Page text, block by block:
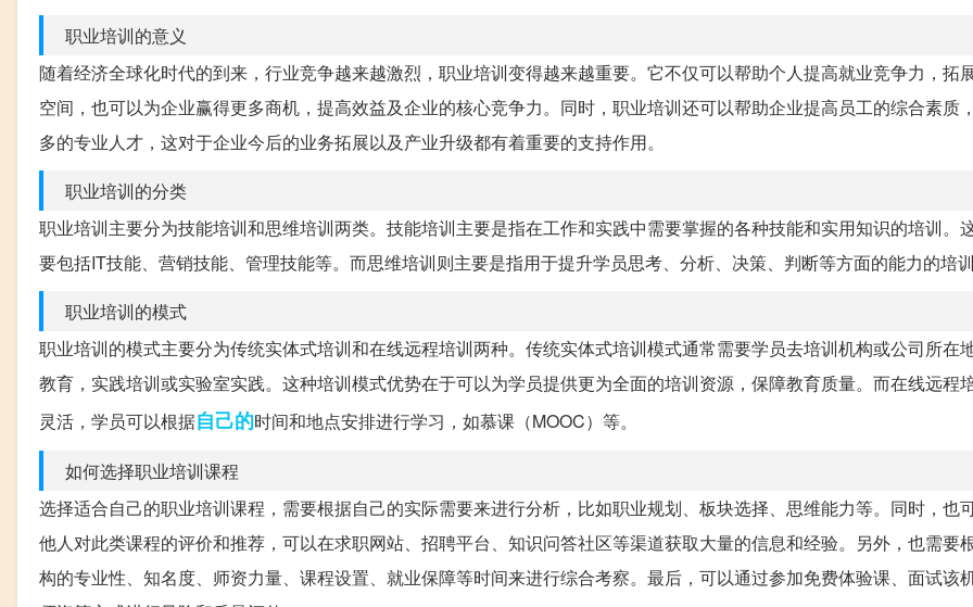
职业培训的意义
随着经济全球化时代的到来，行业竞争越来越激烈，职业培训变得越来越重要。它不仅可以帮助个人提高就业竞争力，拓
空间，也可以为企业赢得更多商机，提高效益及企业的核心竞争力。同时，职业培训还可以帮助企业提高员工的综合素质
多的专业人才，这对于企业今后的业务拓展以及产业升级都有着重要的支持作用。
职业培训的分类
职业培训主要分为技能培训和思维培训两类。技能培训主要是指在工作和实践中需要掌握的各种技能和实用知识的培训。
要包括IT技能、营销技能、管理技能等。而思维培训则主要是指用于提升学员思考、分析、决策、判断等方面的能力的培
职业培训的模式
职业培训的模式主要分为传统实体式培训和在线远程培训两种。传统实体式培训模式通常需要学员去培训机构或公司所在
教育，实践培训或实验室实践。这种培训模式优势在于可以为学员提供更为全面的培训资源，保障教育质量。而在线远程
灵活，学员可以根据自己的时间和地点安排进行学习，如慕课（MOOC）等。
如何选择职业培训课程
选择适合自己的职业培训课程，需要根据自己的实际需要来进行分析，比如职业规划、板块选择、思维能力等。同时，也
他人对此类课程的评价和推荐，可以在求职网站、招聘平台、知识问答社区等渠道获取大量的信息和经验。另外，也需要
构的专业性、知名度、师资力量、课程设置、就业保障等时间来进行综合考察。最后，可以通过参加免费体验课、面试该